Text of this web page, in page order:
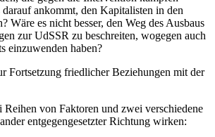
ankommt, den Kapitalisten in den
Wäre es nicht besser, den Weg des Ausbaus
zur UdSSR zu beschreiten, wogegen auch
einzuwenden haben?
Fortsetzung friedlicher Beziehungen mit der
von Faktoren und zwei verschiedene
entgegengesetzter Richtung wirken: